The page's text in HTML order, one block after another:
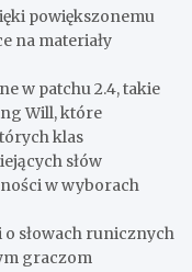
powiększonemu
na materiały
w patchu 2.4, takie
Will, które
klas
słów
w wyborach
słowach runicznych
graczom